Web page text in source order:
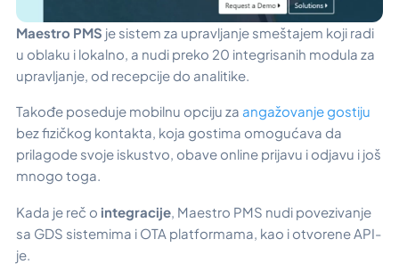
Maestro PMS je sistem za upravljanje smeštajem koji radi
u oblaku i lokalno, a nudi preko 20 integrisanih modula za
upravljanje, od recepcije do analitike.
Takođe poseduje mobilnu opciju za angažovanje gostiju
bez fizičkog kontakta, koja gostima omogućava da
prilagode svoje iskustvo, obave online prijavu i odjavu i još
mnogo toga.
Kada je reč o integracije , Maestro PMS nudi povezivanje
sa GDS sistemima i OTA platformama, kao i otvorene API-
je.